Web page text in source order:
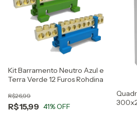
Kit Barramento Neutro Azul e
Terra Verde 12 Furos Rohdina
R$15,99
R$26,99
41% OFF